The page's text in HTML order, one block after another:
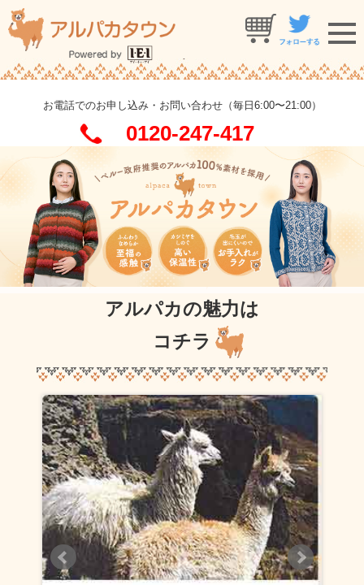
お電話でのお申し込み・お問い合わせ（毎日6:00〜21:00）
0120-247-417
アルパカの魅力は
コチラ